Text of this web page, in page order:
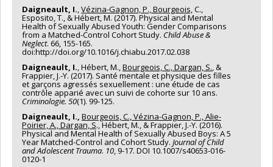
Daigneault, I. Vézina-Gagnon, P., Bourgeois, C.,
Esposito, T., & Hébert, M. (2017). Physical and Mental
Health of Sexually Abused Youth: Gender Comparisons
from a Matched-Control Cohort Study. Child Abuse &
Neglect. 66, 155-165.
doi:http://doi.org/10.1016/j.chiabu.2017.02.038
Daigneault, I. , Hébert, M., Bourgeois, C., Dargan, S. , &
Frappier, J.-Y. (2017). Santé mentale et physique des filles
et garçons agressés sexuellement : une étude de cas
contrôle apparié avec un suivi de cohorte sur 10 ans.
Criminologie. 50(1). 99-125.
Daigneault, I., Bourgeois, C., Vézina-Gagnon, P., Alie-
Poirier, A., Dargan, S., Hébert, M., & Frappier, J.-Y. (2016).
Physical and Mental Health of Sexually Abused Boys: A 5
Year Matched-Control and Cohort Study. Journal of Child
and Adolescent Trauma. 10 , 9-17. DOI 10.1007/s40653-016-
0120-1